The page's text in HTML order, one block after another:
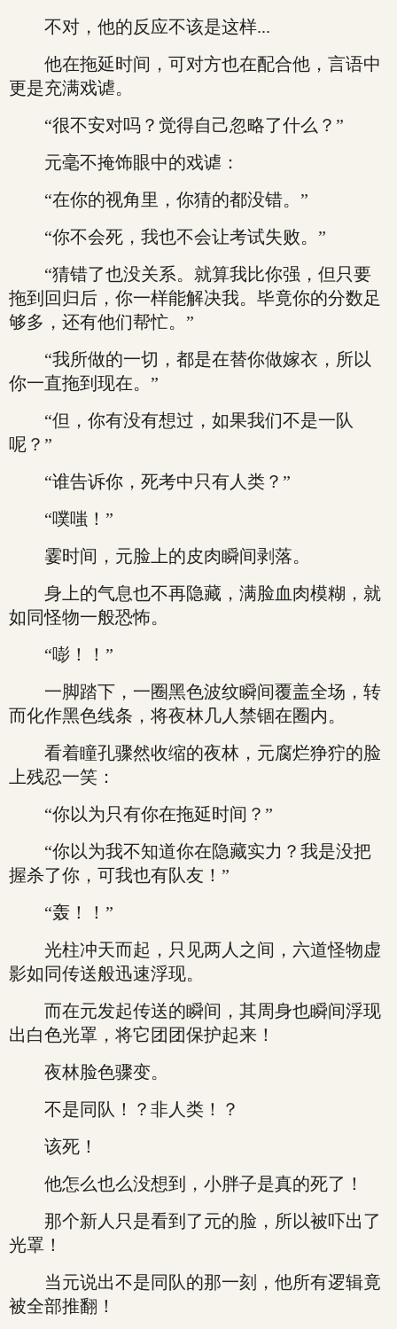
不对，他的反应不该是这样...
他在拖延时间，可对方也在配合他，言语中
更是充满戏谑。
“很不安对吗？觉得自己忽略了什么？”
元毫不掩饰眼中的戏谑：
“在你的视角里，你猜的都没错。”
“你不会死，我也不会让考试失败。”
“猜错了也没关系。就算我比你强，但只要
拖到回归后，你一样能解决我。毕竟你的分数足
够多，还有他们帮忙。”
“我所做的一切，都是在替你做嫁衣，所以
你一直拖到现在。”
“但，你有没有想过，如果我们不是一队
呢？”
“谁告诉你，死考中只有人类？”
“噗嗤！”
霎时间，元脸上的皮肉瞬间剥落。
身上的气息也不再隐藏，满脸血肉模糊，就
如同怪物一般恐怖。
“嘭！！”
一脚踏下，一圈黑色波纹瞬间覆盖全场，转
而化作黑色线条，将夜林几人禁锢在圈内。
看着瞳孔骤然收缩的夜林，元腐烂狰狞的脸
上残忍一笑：
“你以为只有你在拖延时间？”
“你以为我不知道你在隐藏实力？我是没把
握杀了你，可我也有队友！”
“轰！！”
光柱冲天而起，只见两人之间，六道怪物虚
影如同传送般迅速浮现。
而在元发起传送的瞬间，其周身也瞬间浮现
出白色光罩，将它团团保护起来！
夜林脸色骤变。
不是同队！？非人类！？
该死！
他怎么也么没想到，小胖子是真的死了！
那个新人只是看到了元的脸，所以被吓出了
光罩！
当元说出不是同队的那一刻，他所有逻辑竟
被全部推翻！